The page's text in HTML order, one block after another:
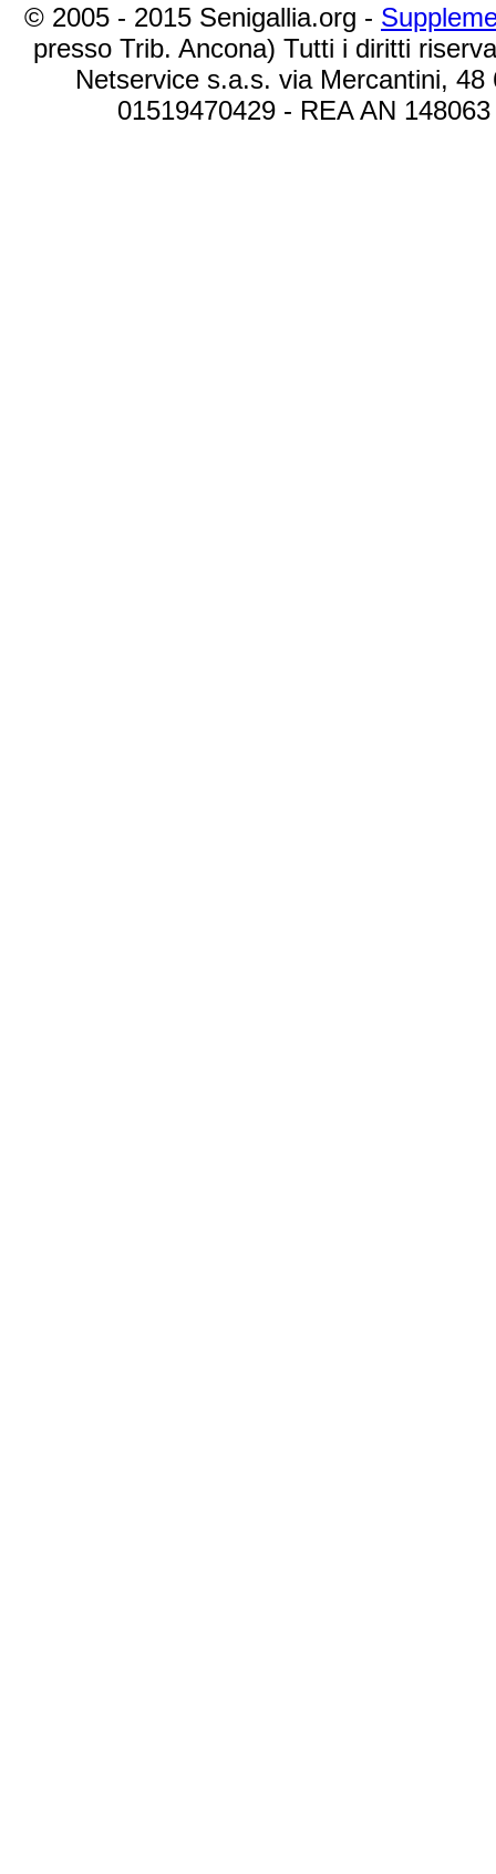
© 2005 - 2015 Senigallia.org -
presso Trib. Ancona) Tutti i diritti
Netservice s.a.s. via Mercantini,
01519470429 - REA AN